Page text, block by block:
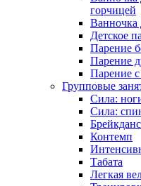
горчицей
Ванночка
Детское
Парение
Парение
Парение
Групповые
Сила:
Сила:
Брейкданс
Контемп
Табата
Легкая